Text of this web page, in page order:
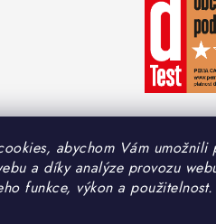
abychom Vám umožnili
a díky analýze provozu
funkce, výkon a použitelnost.
Vytvořil
2026PEMA CAR s.r.o.. Všechna